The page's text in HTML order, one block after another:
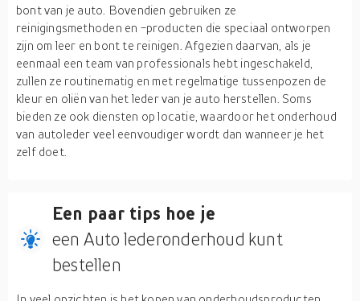
bont van je auto. Bovendien gebruiken ze
reinigingsmethoden en -producten die speciaal ontworpen
zijn om leer en bont te reinigen. Afgezien daarvan, als je
eenmaal een team van professionals hebt ingeschakeld,
zullen ze routinematig en met regelmatige tussenpozen de
kleur en oliën van het leder van je auto herstellen. Soms
bieden ze ook diensten op locatie, waardoor het onderhoud
van autoleder veel eenvoudiger wordt dan wanneer je het
zelf doet.
Een paar tips hoe je
een Auto lederonderhoud kunt
bestellen